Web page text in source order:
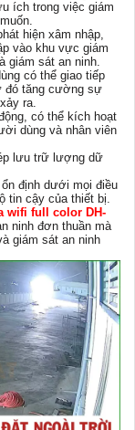
ích trong việc giám
hiện xâm nhập,
vào khu vực giám
giám sát an ninh.
có thể giao tiếp
đó tăng cường sự
ra.
có thể kích hoạt
dùng và nhân viên
lưu trữ lượng dữ
định dưới mọi điều
tin cậy của thiết bị.
wifi full color DH-
ninh đơn thuần mà
giám sát an ninh